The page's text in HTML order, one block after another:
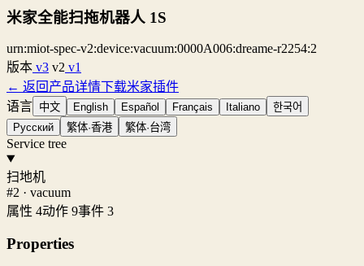
米家全能扫拖机器人 1S
urn:miot-spec-v2:device:vacuum:0000A006:dreame-r2254:2
版本 v3 v2 v1
← 返回产品详情下载米家插件
语言 中文 English Español Français Italiano
한국어
Русский
繁体·香港 繁体·台湾
Service tree
扫地机
#2 · vacuum
属性 4动作 9事件 3
Properties